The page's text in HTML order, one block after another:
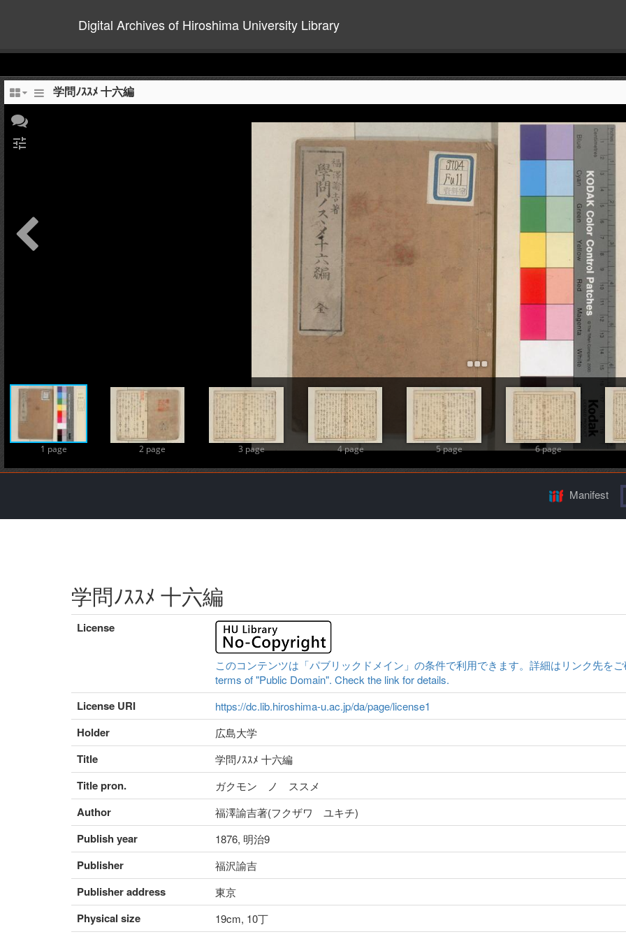
Digital Archives of Hiroshima University Library
+
Add Item
学問ﾉｽｽﾒ 十六編
1 page 2 page 3 page 4 page 5 page 6 page
tune
Manifest
学問ﾉｽｽﾒ 十六編
License
このコンテンツは「パブリックドメイン」の条件で利用できます。詳細はリンク先を
terms of "Public Domain". Check the link for details.
License URI https://dc.lib.hiroshima-u.ac.jp/da/page/license1
Holder 広島大学
Title 学問ﾉｽｽﾒ 十六編
Title pron. ガクモン ノ ススメ
Author 福澤諭吉著(フクザワ ユキチ)
Publish year 1876, 明治9
Publisher 福沢諭吉
Publisher address 東京
Physical size 19cm, 10丁